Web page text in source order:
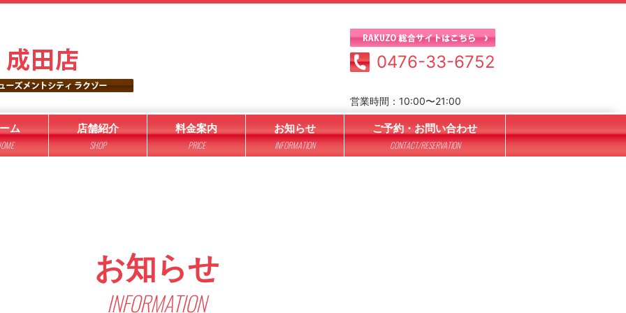
0476-33-6752
営業時間：10:00〜21:00
ム 店舗紹介
SHOP
料金案内
PRICE
お知らせ
INFORMATION
ご予約・お問い合わせ
CONTACT/RESERVATION
お知らせ
INFORMATION